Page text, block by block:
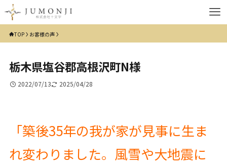
TOP お客様の声
栃木県塩谷郡高根沢町N様
2022/07/13 2025/04/28
「築後35年の我が家が見事に生ま
れ変わりました。風雪や大地震に